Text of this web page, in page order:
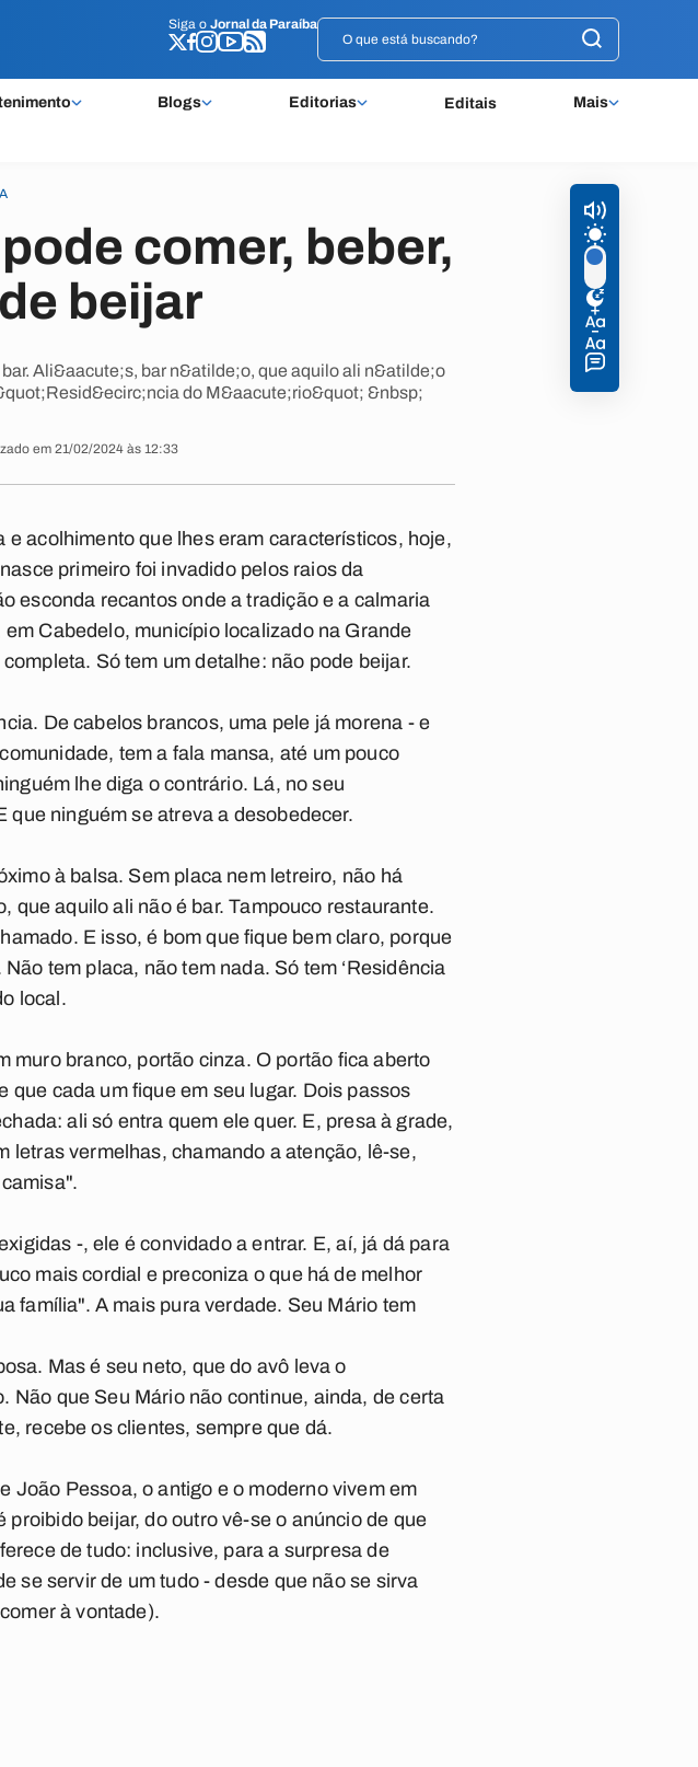
Siga o Jornal da Paraíba
Blogs Editorias Editais Mais
Siga o Jornal da Paraíba
comer, beber,
beijar
Ali&aacute;s, bar n&atilde;o, que aquilo ali n&atilde;o
do M&aacute;rio&quot; &nbsp;
em 21/02/2024 às 12:33
acolhimento que lhes eram característicos, hoje,
primeiro foi invadido pelos raios da
esconda recantos onde a tradição e a calmaria
Cabedelo, município localizado na Grande
Só tem um detalhe: não pode beijar.
De cabelos brancos, uma pele já morena - e
tem a fala mansa, até um pouco
lhe diga o contrário. Lá, no seu
que ninguém se atreva a desobedecer.
à balsa. Sem placa nem letreiro, não há
que aquilo ali não é bar. Tampouco restaurante.
E isso, é bom que fique bem claro, porque
tem placa, não tem nada. Só tem ‘Residência
local.
muro branco, portão cinza. O portão fica aberto
cada um fique em seu lugar. Dois passos
ali só entra quem ele quer. E, presa à grade,
letras vermelhas, chamando a atenção, lê-se,
-, ele é convidado a entrar. E, aí, já dá para
mais cordial e preconiza o que há de melhor
família". A mais pura verdade. Seu Mário tem
Mas é seu neto, que do avô leva o
Não que Seu Mário não continue, ainda, de certa
recebe os clientes, sempre que dá.
João Pessoa, o antigo e o moderno vivem em
beijar, do outro vê-se o anúncio de que
de tudo: inclusive, para a surpresa de
se servir de um tudo - desde que não se sirva
à vontade).